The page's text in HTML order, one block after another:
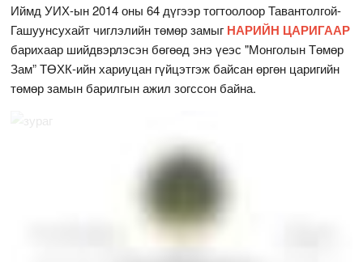
Иймд УИХ-ын 2014 оны 64 дүгээр тогтоолоор Тавантолгой-
Гашуунсухайт чиглэлийн төмөр замыг НАРИЙН ЦАРИГААР
барихаар шийдвэрлэсэн бөгөөд энэ үеэс "Монголын Төмөр
Зам” ТӨХК-ийн хариуцан гүйцэтгэж байсан өргөн царигийн
төмөр замын барилгын ажил зогссон байна.